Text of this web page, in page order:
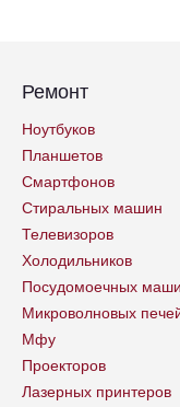
Ремонт
Ноутбуков
Планшетов
Смартфонов
Стиральных машин
Телевизоров
Холодильников
Посудомоечных
Микроволновых
Мфу
Проекторов
Лазерных принтеров